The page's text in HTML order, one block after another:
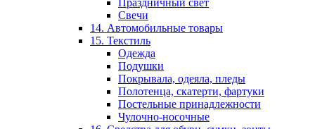
Праздничный свет
Свечи
14. Автомобильные товары
15. Текстиль
Одежда
Подушки
Покрывала, одеяла, пледы
Полотенца, скатерти, фартуки
Постельные принадлежности
Чулочно-носочные